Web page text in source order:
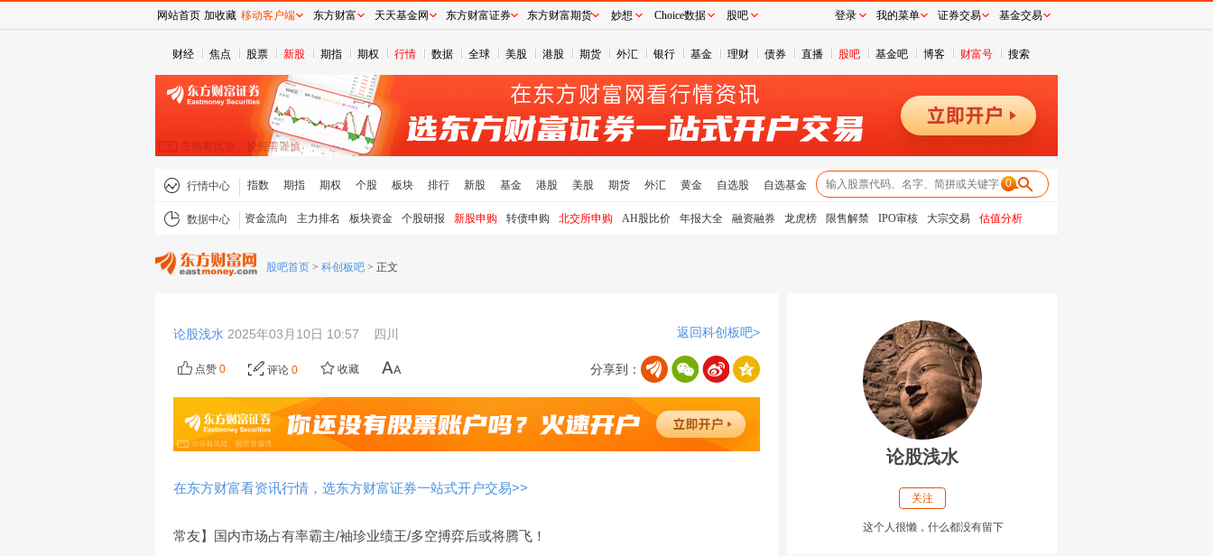
财经 焦点 股票 新股 期指 期权 行情 数据 全球 美股 港股 期货 外汇 银行 基金 理财 债券 直播 股吧 基金吧 博客 财富号 搜索
行情中心 指数 期指 期权 个股 板块 排行 新股 基金 港股 美股 期货 外汇 黄金 自选股 自选基金 0
数据中心 资金流向 主力排名 板块资金 个股研报 新股申购 转债申购 北交所申购 AH股比价 年报大全 融资融券 龙虎榜 限售解禁 IPO审核 大宗交易 估值分析
股吧首页 > 科创板吧 > 正文
论股浅水 2025年03月10日 10:57 四川 返回科创板吧>
分享到：
点赞 0 评论 0 收藏
在东方财富看资讯行情，选东方财富证券一站式开户交易>>
常友】国内市场占有率霸主/袖珍业绩王/多空搏弈后或将腾飞！
论股浅水
关注
这个人很懒，什么都没有留下
网站首页 加收藏 移动客户端 东方财富 天天基金网 东方财富证券 东方财富期货 妙想 Choice数据 股吧 登录 我的菜单 证券交易 基金交易